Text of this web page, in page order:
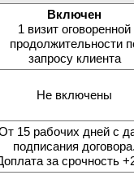
Включен
1 визит оговоренной
продолжительности
запросу клиента
Не включены
15 рабочих дней с
подписания
за срочность